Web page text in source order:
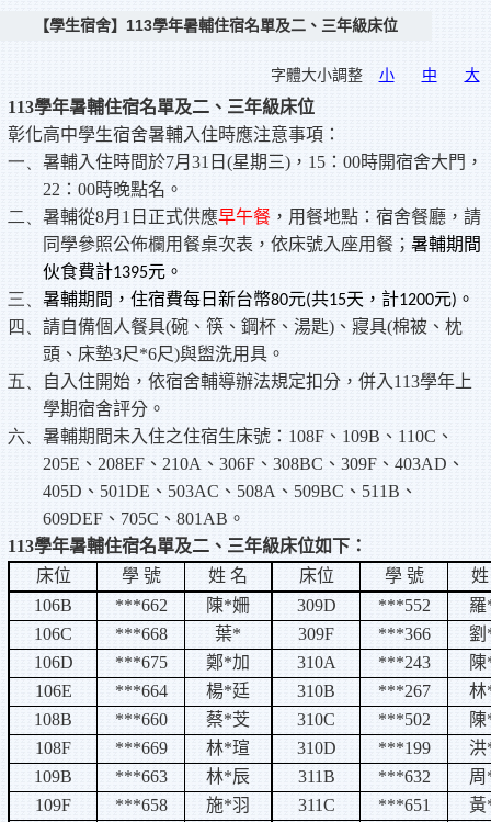
【學生宿舍】113學年暑輔住宿名單及二、三年級床位
字體大小調整 小 中 大
113學年暑輔住宿名單及二、三年級床位
彰化高中學生宿舍暑輔入住時應注意事項：
一、 暑輔入住時間於7月 31 日 (星期三) ， 15 ： 00時開宿舍大門，
22 ： 00時晚點名。
二、 暑輔從8月 1 日正式供應早午餐 ，用餐地點：宿舍餐廳，請
同學參照公佈欄用餐桌次表，依床號入座用餐； 暑輔期間
伙食費計1395元。
三、 暑輔期間，住宿費每日新台幣80元(共15天，計1200元) 。
四、 請自備個人餐具(碗、筷、鋼杯、湯匙) 、寢具(棉被、枕
頭、床墊3尺*6尺)與盥洗用具。
五、
自入住開始，依宿舍輔導辦法規定扣分，併入 113學年上
學期宿舍評分。
六、 暑輔期間未入住之住宿生床號： 108F 、 109B 、 110C 、
205E 、 208EF 、 210A 、 306F 、 308BC 、 309F 、 403AD 、
405D 、 501DE 、 503AC 、 508A 、 509BC 、 511B 、
609DEF 、 705C 、 801AB 。
113學年暑輔住宿名單及二、三年級床位如下：
床位
學 號 姓 名 床位 學 號
106B
***662 陳*姍 309D ***552 羅
106C
***668 葉* 309F ***366 劉
106D
***675 鄭*加 310A ***243 陳
106E
***664 楊*廷 310B ***267 林
108B
***660 蔡*芠 310C ***502 陳
108F
***669 林*瑄 310D ***199 洪
109B
***663 林*辰 311B ***632 周
109F
***658 施*羽 311C ***651 黃